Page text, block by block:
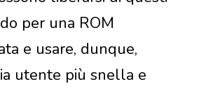
per una ROM
e usare, dunque,
utente più snella e